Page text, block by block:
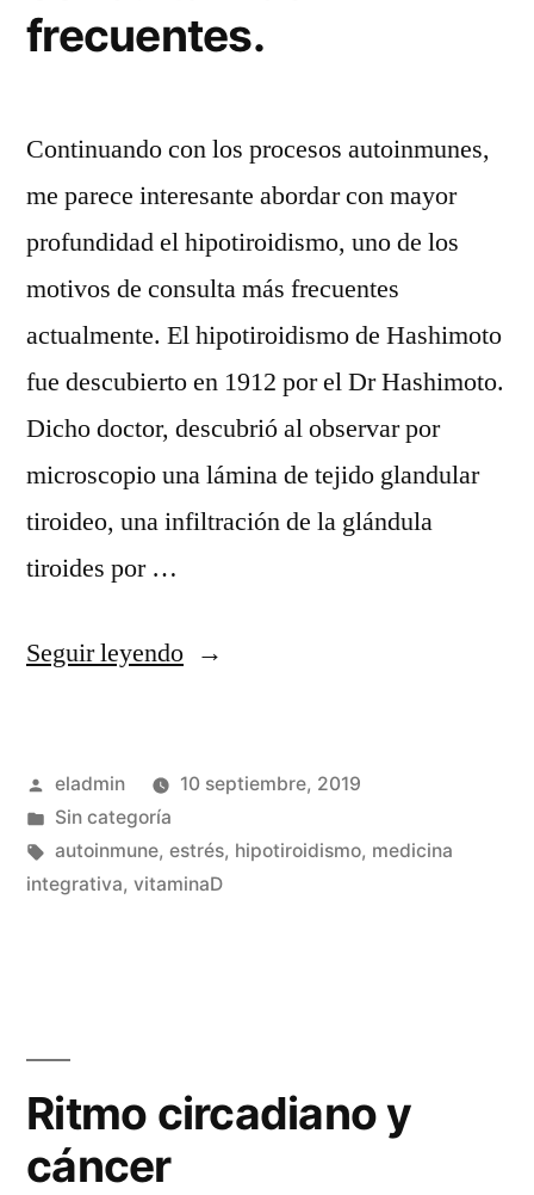
frecuentes.
Continuando con los procesos autoinmunes,
me parece interesante abordar con mayor
profundidad el hipotiroidismo, uno de los
motivos de consulta más frecuentes
actualmente. El hipotiroidismo de Hashimoto
fue descubierto en 1912 por el Dr Hashimoto.
Dicho doctor, descubrió al observar por
microscopio una lámina de tejido glandular
tiroideo, una infiltración de la glándula
tiroides por …
Seguir leyendo«Hipotiroidismo,
los
motivos
de
Publicado
por
eladmin
10 septiembre, 2019
Publicado
en
Sin categoría
Etiquetas:
autoinmune, estrés, hipotiroidismo, medicina
integrativa, vitaminaD
Ritmo circadiano y
cáncer